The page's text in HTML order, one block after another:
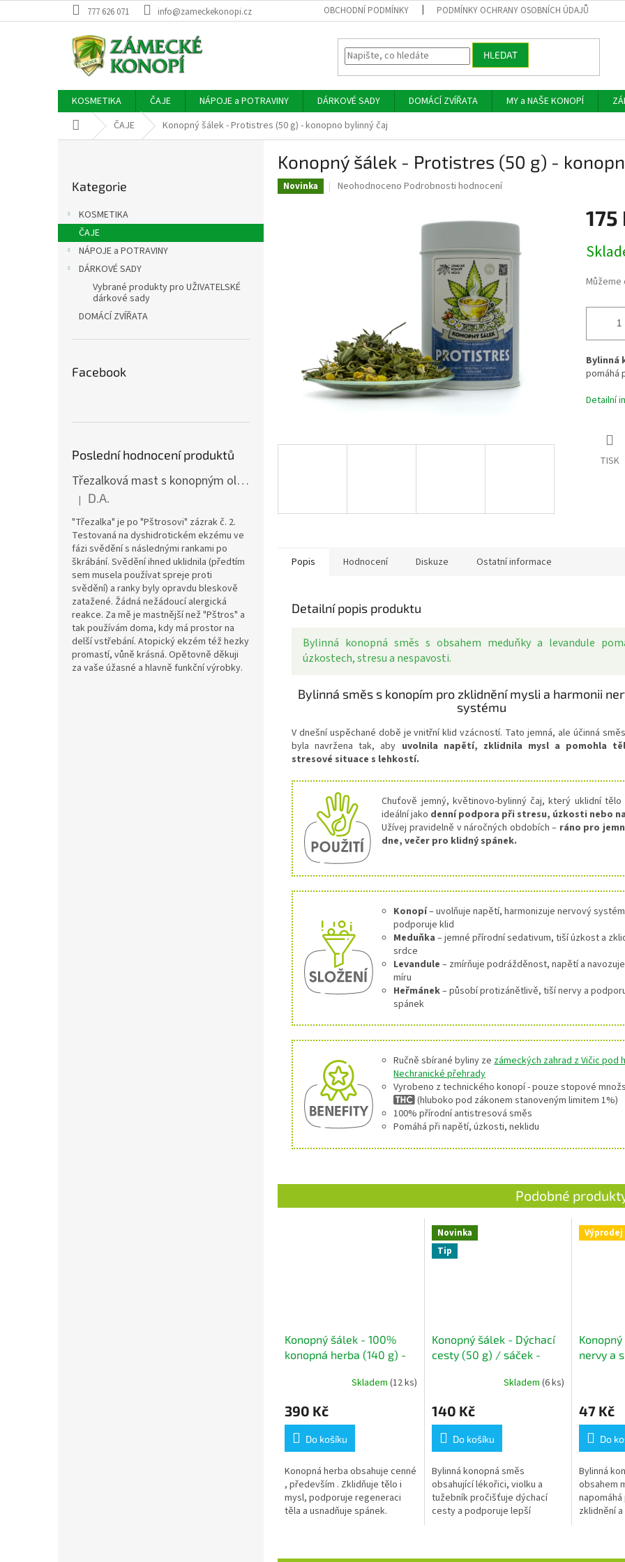
na
777 626 071 info@zameckekonopi.cz OBCHODNÍ PODMÍNKY PODMÍNKY OCHRANY OSOBNÍCH ÚDAJŮ
HLEDAT
KOSMETIKA ČAJE NÁPOJE a POTRAVINY DÁRKOVÉ SADY DOMÁCÍ ZVÍŘATA MY a NAŠE KONOPÍ
Domů ČAJE Konopný šálek - Protistres (50 g) - konopno bylinný čaj
a
n
kategorie
Kategorie
KOSMETIKA
ČAJE
NÁPOJE a POTRAVINY
DÁRKOVÉ SADY
Vybrané produkty pro UŽIVATELSKÉ
dárkové sady
DOMÁCÍ ZVÍŘATA
Facebook
Poslední hodnocení produktů
Třezalková mast s konopným olejem a vitamínem E (15 ml)
Hodnocení produktu je 5 z 5 hvězdiček.
| D.A.
"Třezalka" je po "Pštrosovi" zázrak č. 2.
Testovaná na dyshidrotickém ekzému ve
fázi svědění s následnými rankami po
škrábání. Svědění ihned uklidnila (předtím
sem musela používat spreje proti
svědění) a ranky byly opravdu bleskově
zatažené. Žádná nežádoucí alergická
reakce. Za mě je mastnější než "Pštros" a
tak používám doma, kdy má prostor na
delší vstřebání. Atopický ekzém též hezky
promastí, vůně krásná. Opětovně děkuji
za vaše úžasné a hlavně funkční výrobky.
Konopný šálek - Protistres (50 g) -
Novinka
Průměrné
Neohodnoceno Podrobnosti hodnocení
175
cena:
Můžeme
Bylinná
pomáhá
Detailní
TISK
Popis Hodnocení Diskuze Ostatní informace
Detailní popis produktu
Bylinná konopná směs s obsahem meduňky a levandule
úzkostech, stresu a nespavosti.
Bylinná směs s konopím pro zklidnění mysli a harmonii
systému
V dnešní uspěchané době je vnitřní klid vzácností. Tato jemná, ale účinná
byla navržena tak, aby uvolnila napětí, zklidnila mysl a pomohla
stresové situace s lehkostí.
Chuťově jemný, květinovo-bylinný čaj, který uklidní
ideální jako denní podpora při stresu, úzkosti nebo
Užívej pravidelně v náročných obdobích – ráno pro
dne, večer pro klidný spánek.
Konopí– uvolňuje napětí, harmonizuje nervový
podporuje klid
Meduňka – jemné přírodní sedativum, tiší úzkost a
srdce
Levandule – zmírňuje podrážděnost, napětí a
míru
Heřmánek– působí protizánětlivě, tiší nervy a
spánek
Ručně sbírané byliny zezámeckých zahrad z Vičic pod
Nechranické přehrady
Vyrobeno z technického konopí - pouze stopové
(hluboko pod zákonem stanoveným limitem 1%)
100% přírodní antistresová směs
Pomáhá při napětí, úzkosti, neklidu
Konopný šálek - 100%
konopná herba (140 g) -
Skladem (12 ks)
390 Kč
Do košíku
Konopná herba obsahuje cenné
, především . Zklidňuje tělo i
mysl, podporuje regeneraci
těla a usnadňuje spánek.
Novinka
Tip
Konopný šálek - Dýchací
cesty (50 g) / sáček -
Skladem (6 ks)
140 Kč
Do košíku
Bylinná konopná směs
obsahující lékořici, violku a
tužebník pročišťuje dýchací
cesty a podporuje lepší
Výprodej
nervy a
47 Kč
Do
Bylinná
obsahem
zklidnění